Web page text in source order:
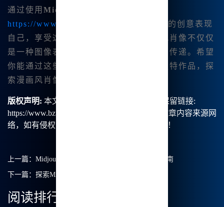
通过使用 Midjourney中文版
https://www.bzu.cn
），我能够以更丰富的创意表现
自己，享受这一过程带来的乐趣。漫画风肖像不仅仅
是一种图像表达，更是一种文化和情感的传递。希望
你能通过这些技巧，创造出属于自己的独特作品，探
索漫画风肖像的无限可能。
版权声明: 本文由【B族智能】原创，转载请保留链接:
https://www.bzu.cn/news/show/240.html，部分文章内容来源网
络，如有侵权请联系我们删除处理。谢谢！！！
上一篇： Midjourney英语怎么读：全面解析与学习指南
下一篇： 探索Midjourney 图片创作的无限可能性
阅读排行